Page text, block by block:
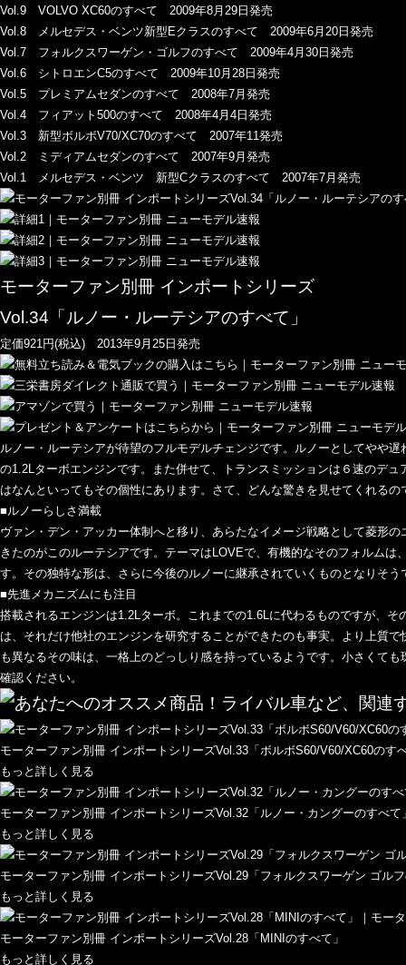
Vol.9 VOLVO XC60のすべて 2009年8月29日発売
Vol.8 メルセデス・ベンツ新型Eクラスのすべて 2009年6月20日発売
Vol.7 フォルクスワーゲン・ゴルフのすべて 2009年4月30日発売
Vol.6 シトロエンC5のすべて 2009年10月28日発売
Vol.5 プレミアムセダンのすべて 2008年7月発売
Vol.4 フィアット500のすべて 2008年4月4日発売
Vol.3 新型ボルボV70/XC70のすべて 2007年11発売
Vol.2 ミディアムセダンのすべて 2007年9月発売
Vol.1 メルセデス・ベンツ 新型Cクラスのすべて 2007年7月発売
モーターファン別冊 インポートシリーズ
Vol.34「ルノー・ルーテシアのすべて」
定価921円(税込) 2013年9月25日発売
ルノー・ルーテシアが待望のフルモデルチェンジです。ルノーとしてやや
の1.2Lターボエンジンです。また併せて、トランスミッションは６速のデ
はなんといってもその個性にあります。さて、どんな驚きを見せてくれるの
■ルノーらしさ満載
ヴァン・デン・アッカー体制へと移り、あらたなイメージ戦略として菱形
きたのがこのルーテシアです。テーマはLOVEで、有機的なそのフォルム
す。その独特な形は、さらに今後のルノーに継承されていくものとなりそう
■先進メカニズムにも注目
搭載されるエンジンは1.2Lターボ。これまでの1.6Lに代わるものですが、
は、それだけ他社のエンジンを研究することができたのも事実。より上質
も異なるその味は、一格上のどっしり感を持っているようです。小さくて
確認ください。
モーターファン別冊 インポートシリーズVol.33「ボルボS60/V60/XC60のす
もっと詳しく見る
モーターファン別冊 インポートシリーズVol.32「ルノー・カングーのすべて
もっと詳しく見る
モーターファン別冊 インポートシリーズVol.29「フォルクスワーゲン ゴル
もっと詳しく見る
モーターファン別冊 インポートシリーズVol.28「MINIのすべて」
もっと詳しく見る